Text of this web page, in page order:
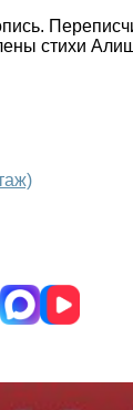
стихи